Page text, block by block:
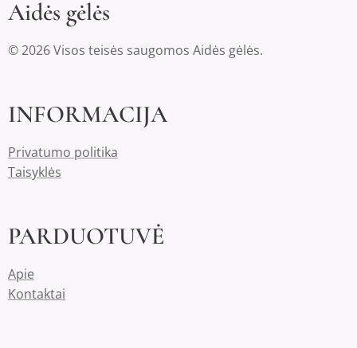
Aidės gėlės
© 2026 Visos teisės saugomos Aidės gėlės.
INFORMACIJA
Privatumo politika
Taisyklės
PARDUOTUVĖ
Apie
Kontaktai